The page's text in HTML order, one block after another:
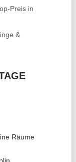
Preis in
&
Räume